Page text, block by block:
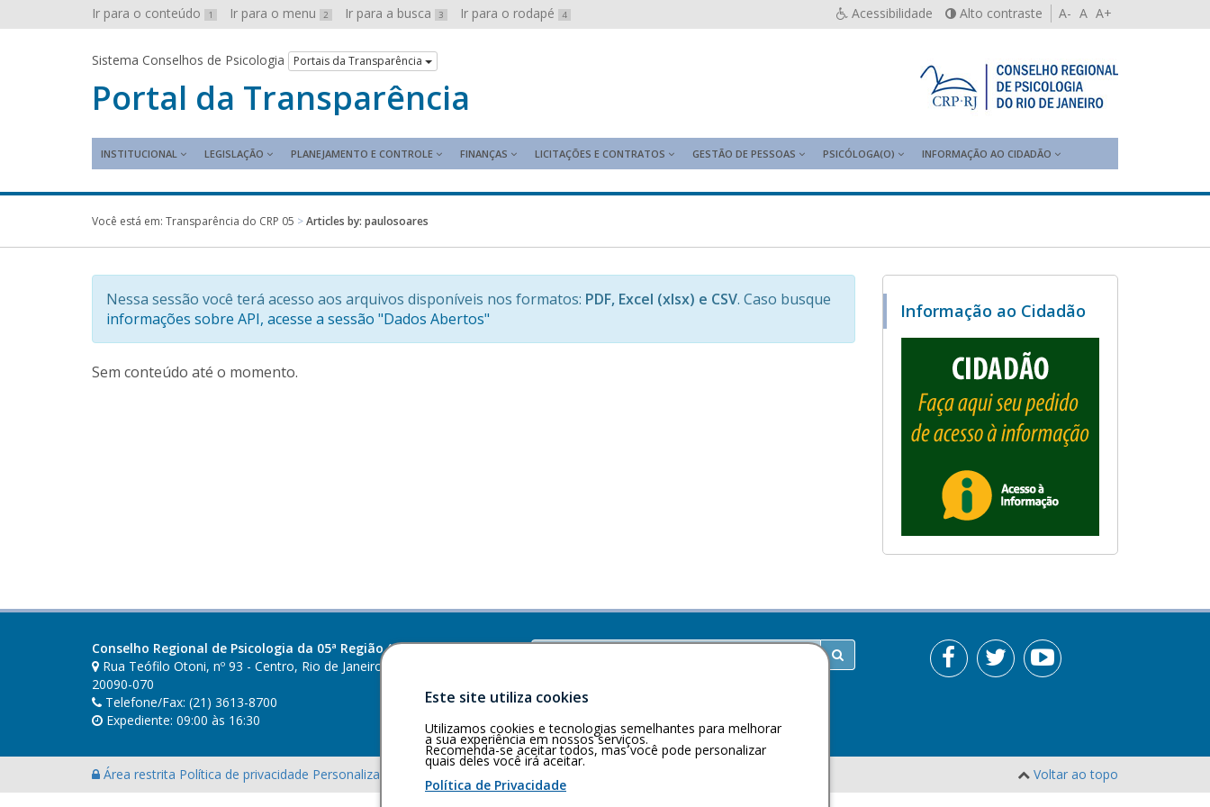
Ir para o conteúdo 1 Ir para o menu 2 Ir para a busca 3 Ir para o rodapé 4 Acessibilidade Alto contraste A- A A+
Sistema Conselhos de Psicologia Portais da Transparência
Portal da Transparência
INSTITUCIONAL LEGISLAÇÃO PLANEJAMENTO E CONTROLE FINANÇAS LICITAÇÕES E CONTRATOS GESTÃO DE PESSOAS PSICÓLOGA(O) INFORMAÇÃO AO CIDADÃO
Você está em: Transparência do CRP 05 >Articles by: paulosoares
Nessa sessão você terá acesso aos arquivos disponíveis nos formatos: PDF, Excel (xlsx) e CSV. Caso busque
informações sobre API, acesse a sessão "Dados Abertos"
Sem conteúdo até o momento.
Informação ao Cidadão
Conselho Regional de Psicologia da 05ª Região (RJ)
Rua Teófilo Otoni, nº 93 - Centro, Rio de Janeiro - RJ - CEP: CEP
20090-070
Telefone/Fax: (21) 3613-8700
Expediente: 09:00 às 16:30
Buscar
Área restrita Política de privacidade Personalização de cookies Voltar ao topo
Este site utiliza cookies
Utilizamos cookies e tecnologias semelhantes para melhorar
a sua experiência em nossos serviços.
Recomenda-se aceitar todos, mas você pode personalizar
quais deles você irá aceitar.
Política de Privacidade